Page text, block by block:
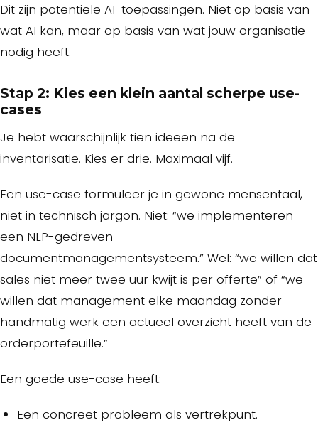
Dit zijn potentiële AI-toepassingen. Niet op basis van
wat AI kan, maar op basis van wat jouw organisatie
nodig heeft.
Stap 2: Kies een klein aantal scherpe use-
cases
Je hebt waarschijnlijk tien ideeën na de
inventarisatie. Kies er drie. Maximaal vijf.
Een use-case formuleer je in gewone mensentaal,
niet in technisch jargon. Niet: “we implementeren
een NLP-gedreven
documentmanagementsysteem.” Wel: “we willen dat
sales niet meer twee uur kwijt is per offerte” of “we
willen dat management elke maandag zonder
handmatig werk een actueel overzicht heeft van de
orderportefeuille.”
Een goede use-case heeft:
Een concreet probleem als vertrekpunt.